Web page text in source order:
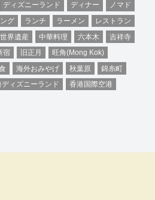
ディズニーランド ディナー
ノマド
グ ランチ ラーメン
レストラン
世界遺産 中華料理 六本木
吉祥寺
宿 旧正月
旺角(Mong Kok)
海外おみやげ 秋葉原
錦糸町
ディズニーランド
香港国際空港